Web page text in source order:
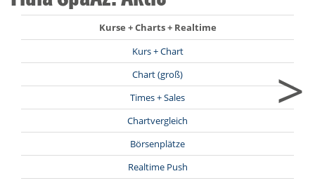
Kurse + Charts + Realtime
Kurs + Chart
Chart (groß)
Times + Sales
Chartvergleich
Börsenplätze
Realtime Push
>